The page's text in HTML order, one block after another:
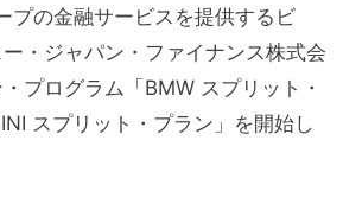
プの金融サービスを提供するビ
・ジャパン・ファイナンス株式会
プログラム「BMW スプリット・
スプリット・プラン」を開始し